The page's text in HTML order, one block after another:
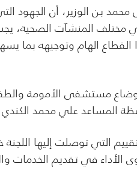
بن الوزير، أن الجهود
مختلف المنشآت الصحية،
القطاع الهام وتوجيهه
مستشفى الأمومة
المساعد علي محمد الكندي
التي توصلت إليها
في تقديم الخدمات